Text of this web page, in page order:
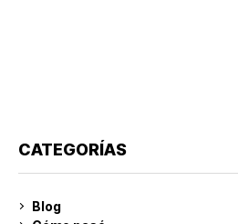
CATEGORÍAS
Blog